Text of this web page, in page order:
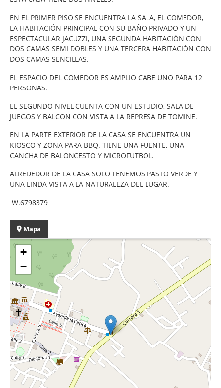
EN EL PRIMER PISO SE ENCUENTRA LA SALA, EL COMEDOR,
LA HABITACIÓN PRINCIPAL CON SU BAÑO PRIVADO Y UN
ESPECTACULAR JACUZZI, UNA SEGUNDA HABITACIÓN CON
DOS CAMAS SEMI DOBLES Y UNA TERCERA HABITACIÓN CON
DOS CAMAS SENCILLAS.
EL ESPACIO DEL COMEDOR ES AMPLIO CABE UNO PARA 12
PERSONAS.
EL SEGUNDO NIVEL CUENTA CON UN ESTUDIO, SALA DE
JUEGOS Y BALCON CON VISTA A LA REPRESA DE TOMINE.
EN LA PARTE EXTERIOR DE LA CASA SE ENCUENTRA UN
KIOSCO Y ZONA PARA BBQ. TIENE UNA FUENTE, UNA
CANCHA DE BALONCESTO Y MICROFUTBOL.
ALREDEDOR DE LA CASA SOLO TENEMOS PASTO VERDE Y
UNA LINDA VISTA A LA NATURALEZA DEL LUGAR.
W.6798379
Mapa
+
−